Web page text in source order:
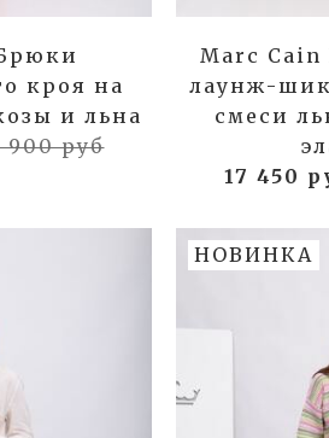
кроя на
и льна
900 руб
Marc
лаунж-
смеси
17 450
НОВИНКА